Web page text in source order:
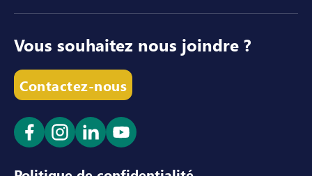
Vous souhaitez nous joindre ?
Contactez-nous
Ouvrir le lien dans un nouvel onglet
Ouvrir le lien dans un nouvel onglet
Ouvrir le lien dans un nouvel
Ouvrir le lien dans un